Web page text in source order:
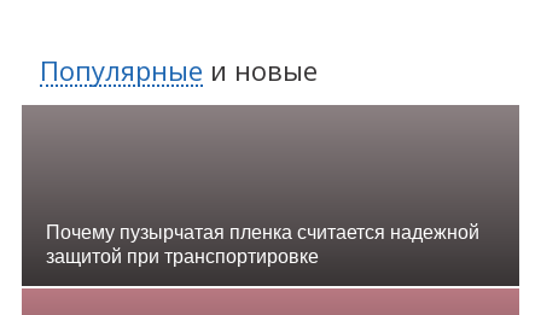
Популярные и новые
Почему пузырчатая пленка считается надежной
защитой при транспортировке